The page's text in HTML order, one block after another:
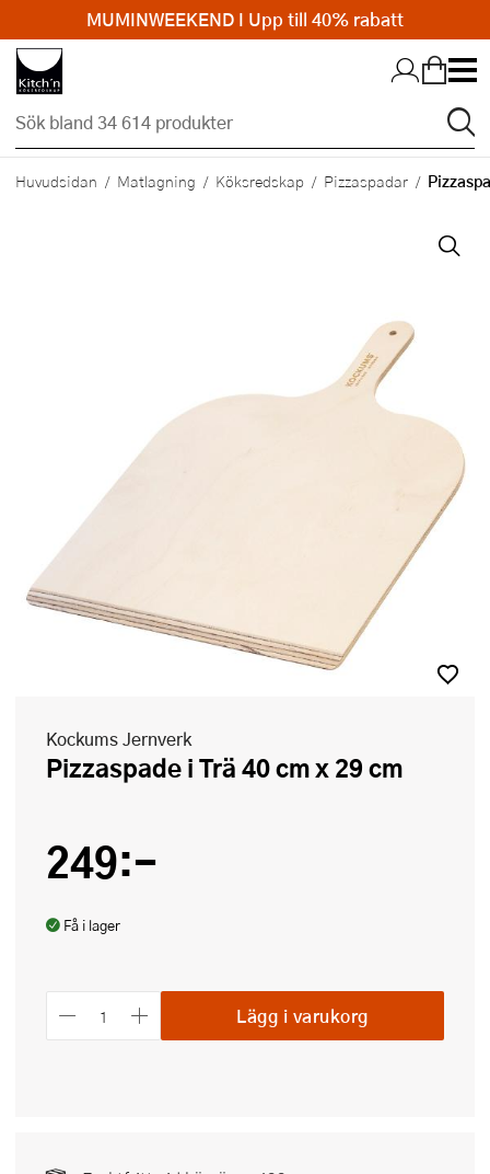
Hopp till huvudinnehållet
Huvudsidan Matlagning Köksredskap Pizzaspadar
Kockums Jernverk
Pizzaspade i Trä 40 cm x 29 cm
249:-
Få i lager
Lägg i varukorg
MUMINWEEKEND I Upp till 40% rabatt